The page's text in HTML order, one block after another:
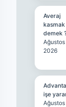
Averaj
kasmak
demek
Ağustos
2026
işe